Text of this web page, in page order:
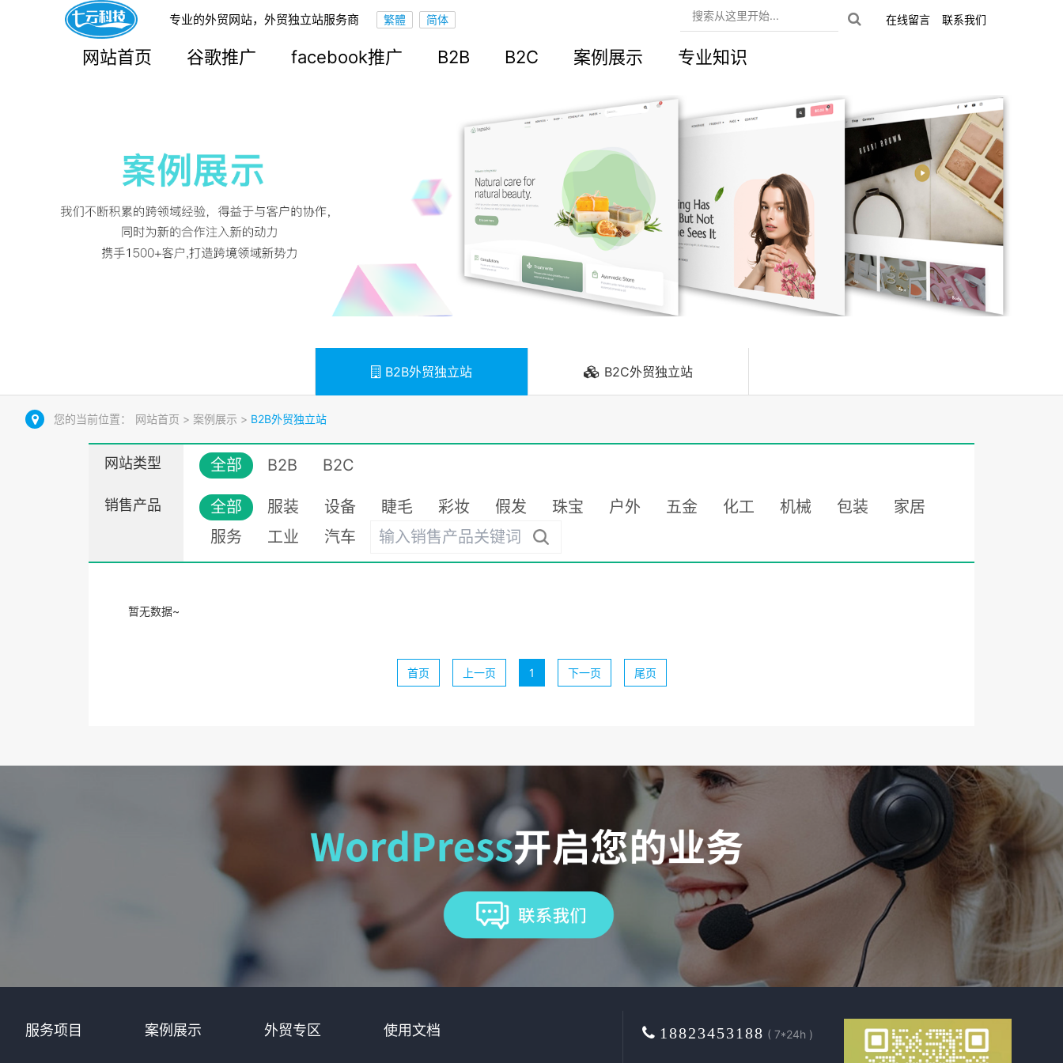
专业的外贸网站，外贸独立站服务商 在线留言 联系我们
网站首页 谷歌推广 facebook推广 B2B B2C 案例展示 专业知识
B2B外贸独立站 B2C外贸独立站
您的当前位置： 网站首页 > 案例展示 > B2B外贸独立站
网站类型 全部 B2B B2C
销售产品 全部 服装 设备 睫毛 彩妆 假发 珠宝 户外 五金 化工 机械 包装
家居
服务
工业 汽车
暂无数据~
首页 上一页 1 下一页 尾页
服务项目 案例展示 外贸专区 使用文档 18823453188 ( 7*24h )